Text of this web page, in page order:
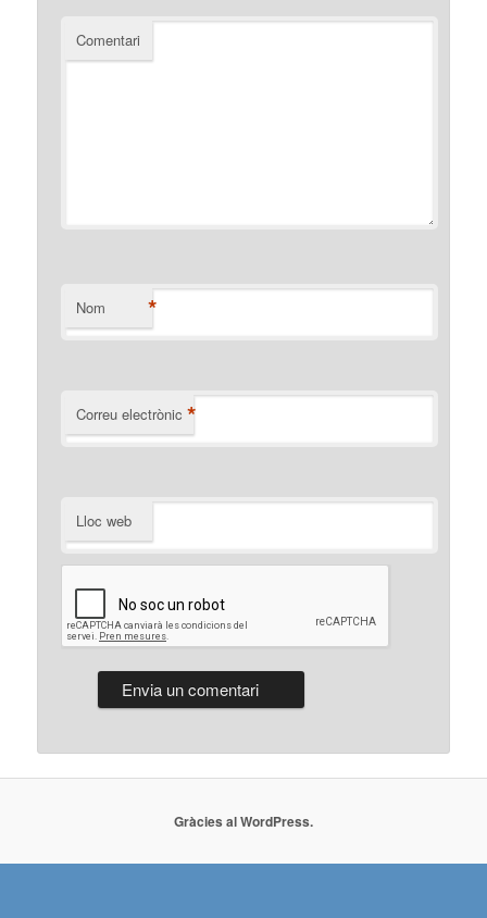
Comentari
Nom *
Correu electrònic *
Lloc web
Gràcies al WordPress.